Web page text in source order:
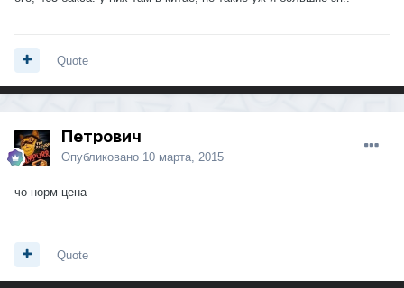
Quote
Петрович
Опубликовано 10 марта, 2015
чо норм цена
Quote